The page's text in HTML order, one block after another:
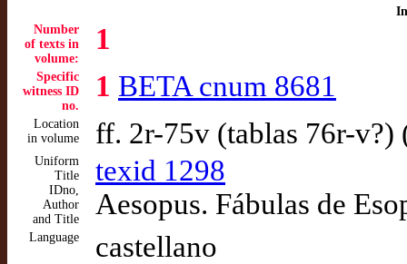
Number
of texts in
volume:
1
Specific
witness ID
no.
1 BETA cnum 8681
Location
in volume
ff. 2r-75v (tablas 76r-v?)
Uniform
Title
IDno,
Author
and Title
texid 1298
Aesopus. Fábulas de
Language castellano